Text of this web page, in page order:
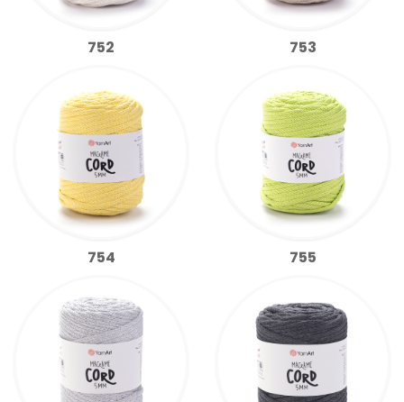
752 753
754 755